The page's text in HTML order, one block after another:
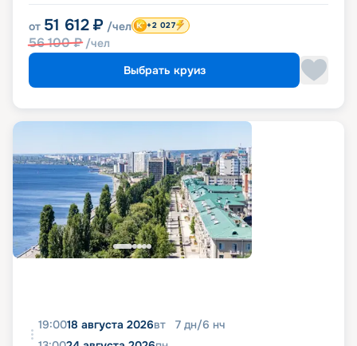
от 51 612 ₽ /чел
56 100₽ /чел
+2 027
Выбрать круиз
19:0018 августа 2026вт 7 дн/6 нч